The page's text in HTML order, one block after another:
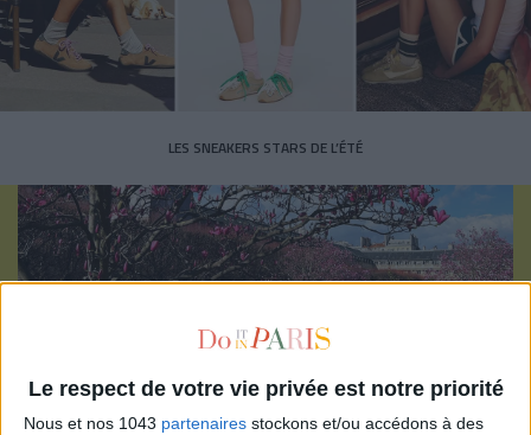
Le respect de votre vie privée est notre priorité
Nous et nos 1043 partenaires stockons et/ou accédons à des
LES SNEAKERS STARS DE L’ÉTÉ